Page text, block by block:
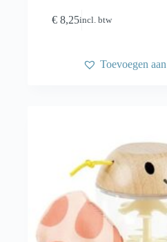
€ 8,25incl. btw
Toevoegen